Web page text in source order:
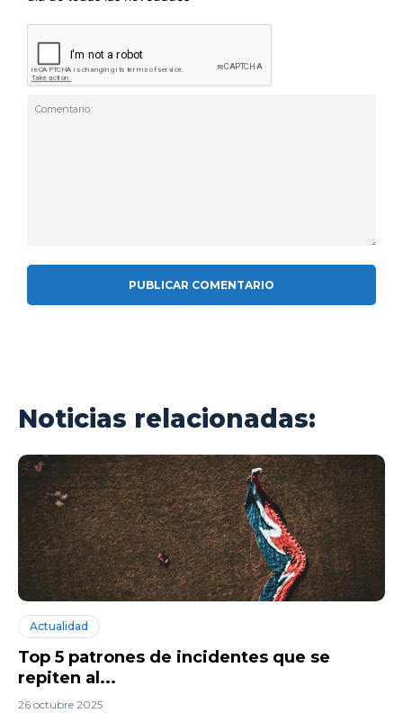
Noticias relacionadas:
Actualidad
Top 5 patrones de incidentes que se
repiten al...
26 octubre 2025